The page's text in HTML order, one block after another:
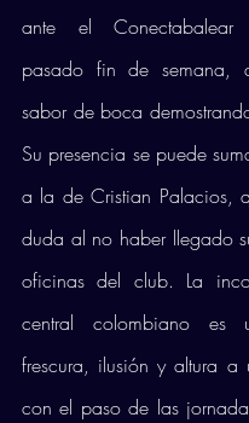
ante el
pasado fin de semana,
sabor de boca
Su presencia se puede
a la de Cristian Palacios,
duda al no haber llegado
oficinas del club. La
central colombiano es
frescura, ilusión y altura a
con el paso de las